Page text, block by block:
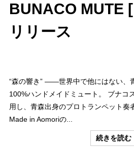
BUNACO MUTE
リリース
“森の響き” ——世界中で他にはない、
100%ハンドメイドミュート。 ブナコ
用し、青森出身のプロトランペット奏
Made in Aomoriの...
続きを読む